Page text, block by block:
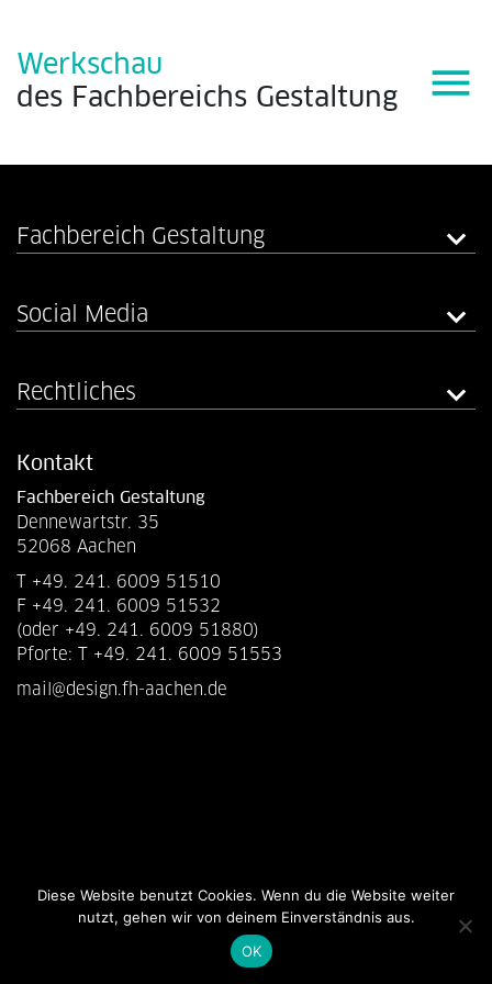
Werkschau
des Fachbereichs Gestaltung menu
Fachbereich Gestaltung
Social Media
Rechtliches
Kontakt
Fachbereich Gestaltung
Dennewartstr. 35
52068 Aachen
T +49. 241. 6009 51510
F +49. 241. 6009 51532
(oder +49. 241. 6009 51880)
Pforte: T +49. 241. 6009 51553
mail@design.fh-aachen.de
Diese Website benutzt Cookies. Wenn du die Website weiter
nutzt, gehen wir von deinem Einverständnis aus.
OK